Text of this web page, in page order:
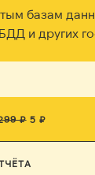
базам
других
₽5 ₽